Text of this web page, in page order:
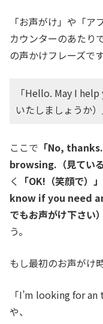
「お声がけ」や「
カウンターのあたり
の声かけフレーズです
「Hello. May I
いたしましょうか）
ここで 「No, thanks.
browsing.（見ている
く
「OK!（笑顔で）」
know if you need
でもお声がけ下さい）
う。
もし最初のお声がけ時
「I’m looking for an
や、